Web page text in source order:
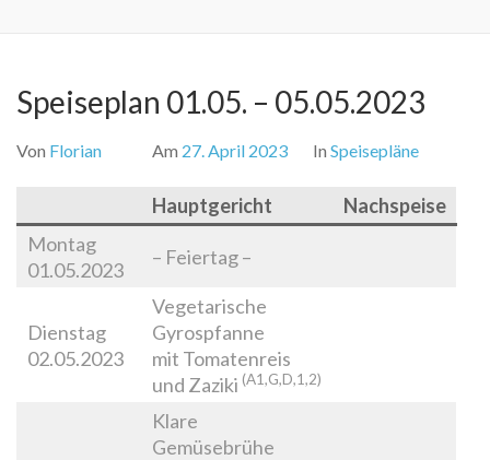
Speiseplan 01.05. – 05.05.2023
Von Florian Am 27. April 2023 In Speisepläne
Hauptgericht
Nachspeise
Montag
01.05.2023
– Feiertag –
Dienstag
02.05.2023
Vegetarische
Gyrospfanne
mit Tomatenreis
und Zaziki (A1,G,D,1,2)
Klare
Gemüsebrühe